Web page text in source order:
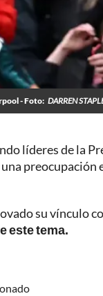
- Foto: DARREN
líderes de la
preocupación
su vínculo
este tema.